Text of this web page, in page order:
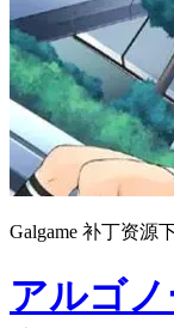
Galgame 补丁资源
アルゴ